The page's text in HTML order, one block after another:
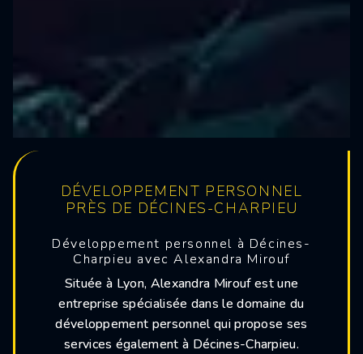
DÉVELOPPEMENT PERSONNEL
PRÈS DE DÉCINES-CHARPIEU
Développement personnel à Décines-
Charpieu avec Alexandra Mirouf
Située à Lyon, Alexandra Mirouf est une
entreprise spécialisée dans le domaine du
développement personnel qui propose ses
services également à Décines-Charpieu.